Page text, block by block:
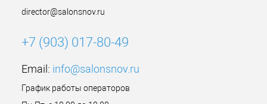
director@salonsnov.ru
+7 (903) 017-80-49
Email: info@salonsnov.ru
График работы операторов